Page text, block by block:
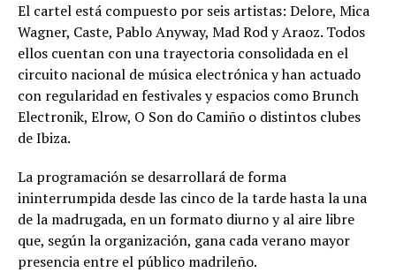
El cartel está compuesto por seis artistas: Delore, Mica
Wagner, Caste, Pablo Anyway, Mad Rod y Araoz. Todos
ellos cuentan con una trayectoria consolidada en el
circuito nacional de música electrónica y han actuado
con regularidad en festivales y espacios como Brunch
Electronik, Elrow, O Son do Camiño o distintos clubes
de Ibiza.
La programación se desarrollará de forma
ininterrumpida desde las cinco de la tarde hasta la una
de la madrugada, en un formato diurno y al aire libre
que, según la organización, gana cada verano mayor
presencia entre el público madrileño.